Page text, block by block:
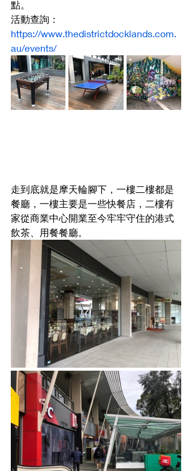
點。
活動查詢：
https://www.thedistrictdocklands.com.
au/events/
走到底就是摩天輪腳下，一樓二樓都是
餐廳，一樓主要是一些快餐店，二樓有
家從商業中心開業至今牢牢守住的港式
飲茶、用餐餐廳。